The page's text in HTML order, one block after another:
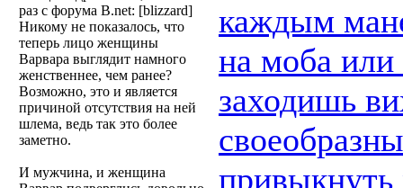
раз с форума B.net: [blizzard]
Никому не показалось, что
теперь лицо женщины
Варвара выглядит намного
женственнее, чем ранее?
Возможно, это и является
причиной отсутствия на ней
шлема, ведь так это более
заметно.
И мужчина, и женщина
каждым
на моба
заходишь
привыкнуть